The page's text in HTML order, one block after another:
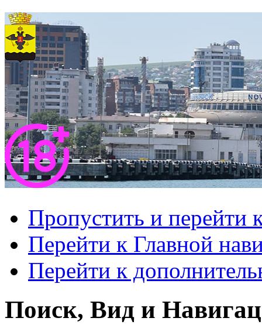
Пропустить и перейти
Перейти к Главной
Перейти к
Поиск, Вид и